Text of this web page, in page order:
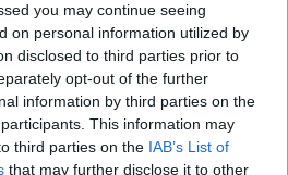
you may continue seeing
on personal information utilized by
disclosed to third parties prior to
opt-out of the further
information by third parties on the
This information may
third parties on the IAB’s List of
that may further disclose it to other
y
de
Nombre